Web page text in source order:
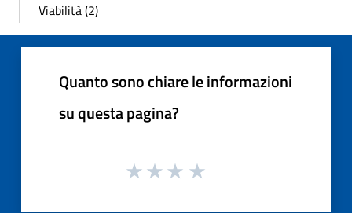
Viabilità (2)
Quanto sono chiare le informazioni
su questa pagina?